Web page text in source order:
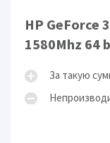
HP GeForce
1580Mhz 64
За такую